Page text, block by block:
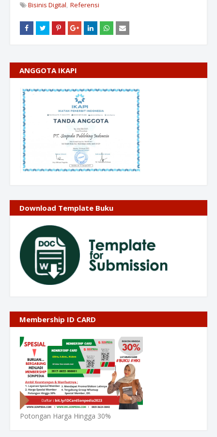
Bisinis Digital Referensi
ANGGOTA IKAPI
Download Template Buku
Membership ID CARD
Potongan Harga Hingga 30%